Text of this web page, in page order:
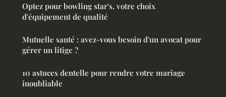
Optez pour bowling star's, votre choix
d'équipement de qualité
Mutuelle santé : avez-vous besoin d'un avocat pour
gérer un litige ?
10 astuces dentelle pour rendre votre mariage
inoubliable